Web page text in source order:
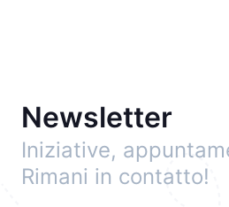
Newsletter
Iniziative,
Rimani in contatto!